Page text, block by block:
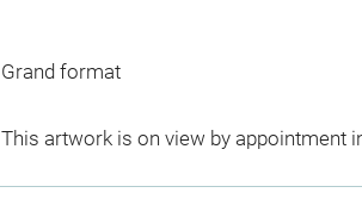
Grand format
This artwork is on view by appointment